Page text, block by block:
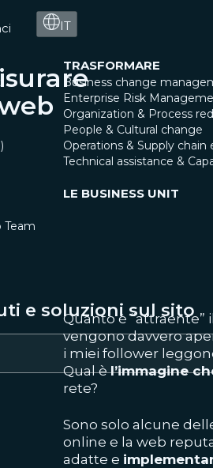
IT
TRASFORMARE
Business change
Enterprise Risk
Organization & Process
People & Cultural change
Operations & Supply chain
Technical assistance &
Team
LE BUSINESS UNIT
e soluzioni sul sito
Quanto è “attraente”
vengono davvero
i miei follower
Qual èl’immagine
rete?
Sono solo alcune
online e la web
adatte e